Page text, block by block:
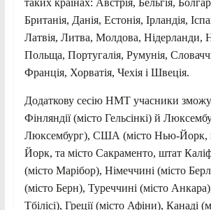
таких країнах: Австрія, Бельгія,
Британія, Данія, Естонія, Ірландія,
Латвія, Литва, Молдова, Нідерланди,
Польща, Португалія, Румунія,
Франція, Хорватія, Чехія і Швеція.
Додаткову сесію НМТ учасники
Фінляндії (місто Гельсінкі) й
Люксембург), США (місто Нью-Йорк,
Йорк, та місто Сакраменто, штат
(місто Марібор), Німеччині (місто
(місто Берн), Туреччині (місто Анкара),
Тбілісі), Греції (місто Афіни), Канаді